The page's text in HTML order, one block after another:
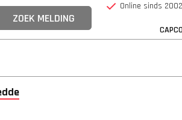
Online sinds 2002